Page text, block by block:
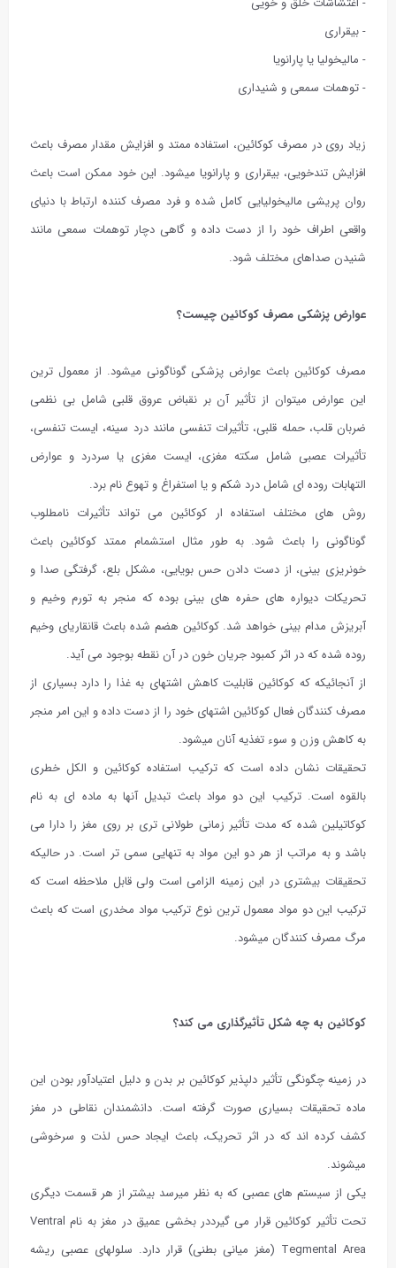
- بیقراری
- مالیخولیا یا پارانویا
- توهمات سمعی و شنیداری
زیاد روی در مصرف کوکائین، استفاده ممتد و افزایش مقدار مصرف باعث
افزایش تندخویی، بیقراری و پارانویا میشود. این خود ممکن است باعث
روان پریشی مالیخولیایی کامل شده و فرد مصرف کننده ارتباط با دنیای
واقعی اطراف خود را از دست داده و گاهی دچار توهمات سمعی مانند
شنیدن صداهای مختلف شود.
عوارض پزشکی مصرف کوکائین چیست؟
مصرف کوکائین باعث عوارض پزشکی گوناگونی میشود. از معمول ترین
این عوارض میتوان از تأثیر آن بر نقباض عروق قلبی شامل بی نظمی
ضربان قلب، حمله قلبی، تأثیرات تنفسی مانند درد سینه، ایست تنفسی،
تأثیرات عصبی شامل سکته مغزی، ایست مغزی یا سردرد و عوارض
التهابات روده ای شامل درد شکم و یا استفراغ و تهوع نام برد.
روش های مختلف استفاده ار کوکائین می تواند تأثیرات نامطلوب
گوناگونی را باعث شود. به طور مثال استشمام ممتد کوکائین باعث
خونریزی بینی، از دست دادن حس بویایی، مشکل بلع، گرفتگی صدا و
تحریکات دیواره های حفره های بینی بوده که منجر به تورم وخیم و
آبریزش مدام بینی خواهد شد. کوکائین هضم شده باعث قانقاریای وخیم
روده شده که در اثر کمبود جریان خون در آن نقطه بوجود می آید.
از آنجائیکه که کوکائین قابلیت کاهش اشتهای به غذا را دارد بسیاری از
مصرف کنندگان فعال کوکائین اشتهای خود را از دست داده و این امر منجر
به کاهش وزن و سوء تغذیه آنان میشود.
تحقیقات نشان داده است که ترکیب استفاده کوکائین و الکل خطری
بالقوه است. ترکیب این دو مواد باعث تبدیل آنها به ماده ای به نام
کوکاتیلین شده که مدت تأثیر زمانی طولانی تری بر روی مغز را دارا می
باشد و به مراتب از هر دو این مواد به تنهایی سمی تر است. در حالیکه
تحقیقات بیشتری در این زمینه الزامی است ولی قابل ملاحظه است که
ترکیب این دو مواد معمول ترین نوع ترکیب مواد مخدری است که باعث
مرگ مصرف کنندگان میشود.
کوکائین به چه شکل تأثیرگذاری می کند؟
در زمینه چگونگی تأثیر دلپذیر کوکائین بر بدن و دلیل اعتیادآور بودن این
ماده تحقیقات بسیاری صورت گرفته است. دانشمندان نقاطی در مغز
کشف کرده اند که در اثر تحریک، باعث ایجاد حس لذت و سرخوشی
میشوند.
یکی از سیستم های عصبی که به نظر میرسد بیشتر از هر قسمت دیگری
تحت تأثیر کوکائین قرار می گیرددر بخشی عمیق در مغز به نام Ventral
Tegmental Area (مغز میانی بطنی) قرار دارد. سلولهای عصبی ریشه